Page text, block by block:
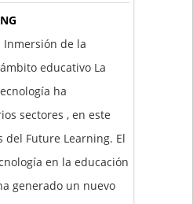
Inmersión de la
educativo La
ha
sectores , en este
del Future Learning. El
en la educación
generado un nuevo